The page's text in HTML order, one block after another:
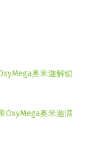
奥米迦解锁
OxyMega奥米迦满